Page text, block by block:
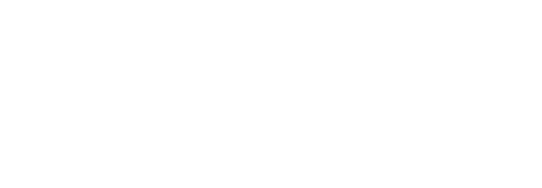
звичайні, до 30 см, із зазубринами.
суцвіттям, що нагадує вертикальні свічки. Квітки їстівного
чоловічі.
оболонки з гострими рідкими голками, а їстівний каштан